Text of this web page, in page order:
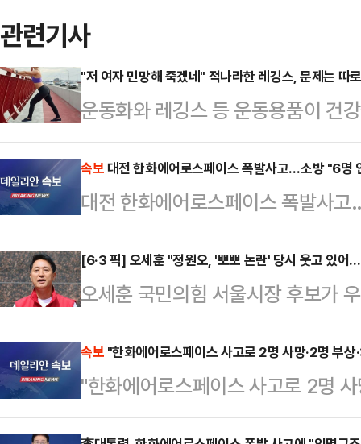
관련기사
"저 여자 민망해 죽겠네" 적나라한 레깅스, 문제는 따
운동화와 레깅스 등 운동용품이 건
다.16일 관련업계에 따르면 영국
전문가인 니콜 딘은 최근 데일리메
만 운동할 때 착용하는 옷과 신발이
어 "운동용품을 만들 때 흔히 사용
소재의 옷을 세탁하고 입을 때마다
말했다.입자가 매우 작은 미세플라
통해 여러 장기에 …
속보대전 한화에어로스페이스 폭발사고…소방 "6명
대전 한화에어로스페이스 폭발사
[6·3 픽] 오세훈 "정원오, '뽀뽀 논란' 당시 웃고 있어
오세훈 국민의힘 서울시장 후보가
이른바 '아기 뽀뽀 강요' 논란에 대
보는 그냥 웃고 있었다"고 지적했
기자들과 만나 "문제의식이 있었다
황이었음에도 불구하고 전혀 제재
속보 "한화에어로스페이스 사고로 2명 사망·2명 부상
"한화에어로스페이스 사고로 2명